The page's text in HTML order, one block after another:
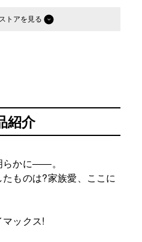
トア
紹介
らかに――。
ものは?家族愛、ここに
ックス!